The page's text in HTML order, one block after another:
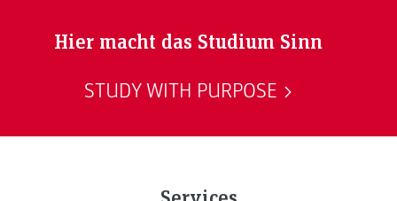
Hier macht das Studium Sinn
STUDY WITH PURPOSE